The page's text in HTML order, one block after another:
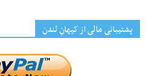
پشتیبانی مالی از کیهانِ لندن